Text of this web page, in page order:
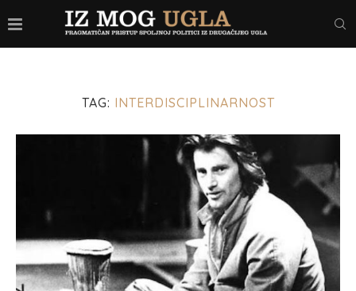
TAG: INTERDISCIPLINARNOST